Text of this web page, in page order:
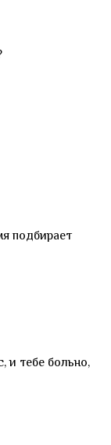
подбирает
и тебе больно,